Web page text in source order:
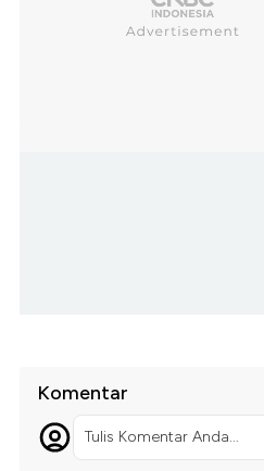
Komentar
Tulis Komentar Anda...